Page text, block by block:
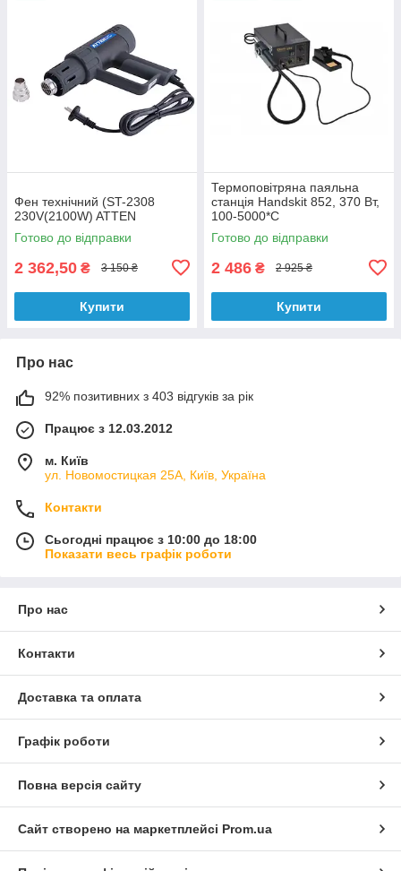
Фен технічний (ST-2308
230V(2100W) ATTEN
Готово до відправки
2 362,50 ₴ 3 150 ₴
Купити
Термоповітряна паяльна
станція Handskit 852, 370 Вт,
100-5000*C
Готово до відправки
2 486 ₴ 2 925 ₴
Купити
Про нас
92% позитивних з 403 відгуків за рік
Працює з 12.03.2012
м. Київ
ул. Новомостицкая 25А, Київ, Україна
Контакти
Сьогодні працює з 10:00 до 18:00
Показати весь графік роботи
Про нас
Контакти
Доставка та оплата
Графік роботи
Повна версія сайту
Сайт створено на маркетплейсі Prom.ua